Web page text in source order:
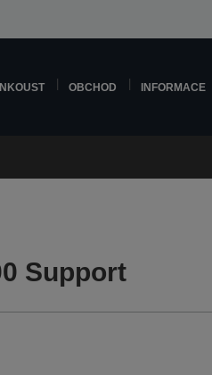
OBCHOD INFORMACE
Support